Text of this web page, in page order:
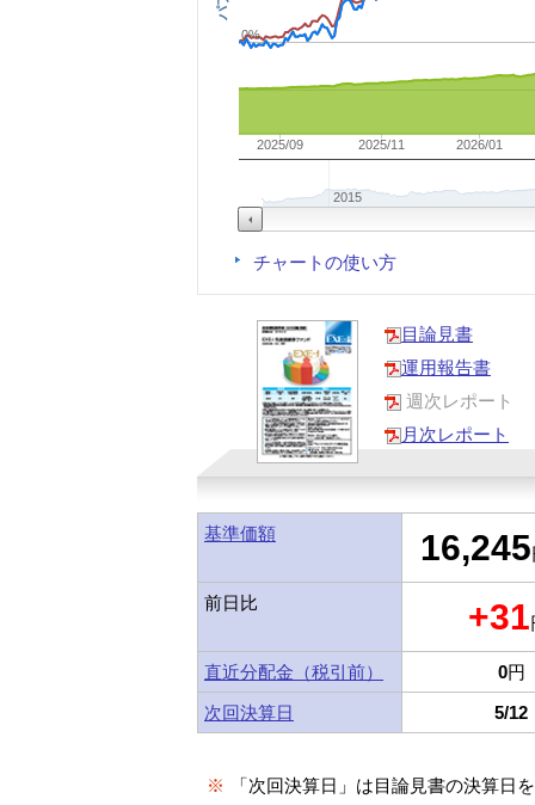
2025/09 2025/11 2026/01
2015
0%
チャートの使い方
目論見書
運用報告書
週次レポート
月次レポート
基準価額 16,245
前日比 +31
直近分配金（税引前） 0円
次回決算日
5/12
※
「次回決算日」は目論見書の決算日